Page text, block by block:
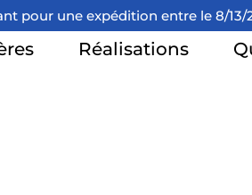
pour une expédition entre le 8/13/
Réalisations